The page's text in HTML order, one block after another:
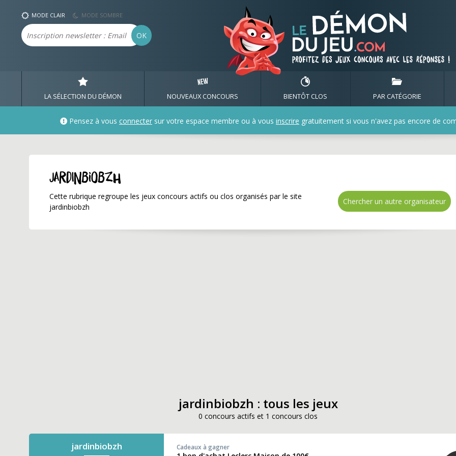
jardinbiobzh ✅ Gagnez de nombreux cadeaux
MODE CLAIR MODE SOMBRE
Email OK
LA SÉLECTION DU DÉMON NOUVEAUX CONCOURS BIENTÔT CLOS PAR CATÉGORIE
Pensez à vous connecter sur votre espace membre ou à vous inscrire gratuitement si vous n'avez pas encore de
jardinbiobzh
Cette rubrique regroupe les jeux concours actifs ou clos organisés par le site
jardinbiobzh
Chercher un autre organisateur
jardinbiobzh : tous les jeux
0 concours actifs et 1 concours clos
jardinbiobzh Cadeaux à gagner